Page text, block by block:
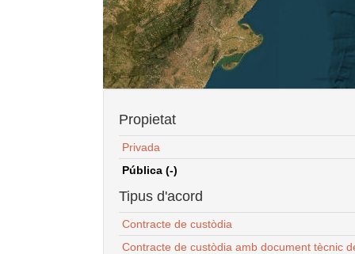
Propietat
Privada
Pública (-)
Tipus d'acord
Contracte de custòdia
Contracte de custòdia amb document tècnic